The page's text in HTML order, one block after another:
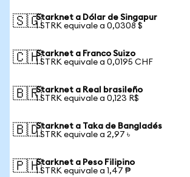
🇸🇬Starknet a Dólar de Singapur
1 STRK equivale a 0,0308 $
🇨🇭Starknet a Franco Suizo
1 STRK equivale a 0,0195 CHF
🇧🇷Starknet a Real brasileño
1 STRK equivale a 0,123 R$
🇧🇩Starknet a Taka de Bangladés
1 STRK equivale a 2,97 ৳
🇵🇭Starknet a Peso Filipino
1 STRK equivale a 1,47 ₱